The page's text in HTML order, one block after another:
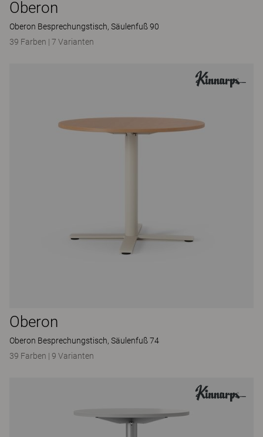
Oberon
Oberon Besprechungstisch, Säulenfuß 90
39 Farben | 7 Varianten
Oberon
Oberon Besprechungstisch, Säulenfuß 74
39 Farben | 9 Varianten